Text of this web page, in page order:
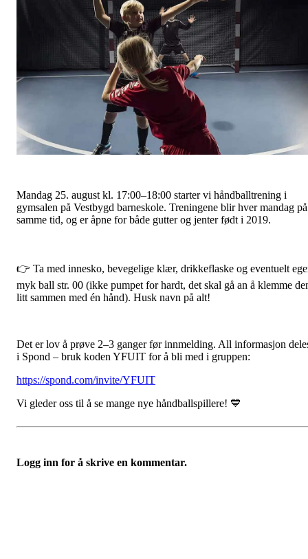
Mandag 25. august kl. 17:00–18:00 starter vi håndballtrening i
gymsalen på Vestbygd barneskole. Treningene blir hver mandag på
samme tid, og er åpne for både gutter og jenter født i 2019.
👉 Ta med innesko, bevegelige klær, drikkeflaske og eventuelt
myk ball str. 00 (ikke pumpet for hardt, det skal gå an å klemme
litt sammen med én hånd). Husk navn på alt!
Det er lov å prøve 2–3 ganger før innmelding. All informasjon
i Spond – bruk koden YFUIT for å bli med i gruppen:
https://spond.com/invite/YFUIT
Vi gleder oss til å se mange nye håndballspillere! 💙
Logg inn for å skrive en kommentar.